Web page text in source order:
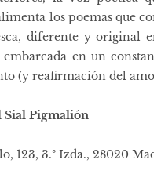
los poemas que
diferente y original
embarcada en un
(y reafirmación del
Pigmalión
123, 3.º Izda., 28020